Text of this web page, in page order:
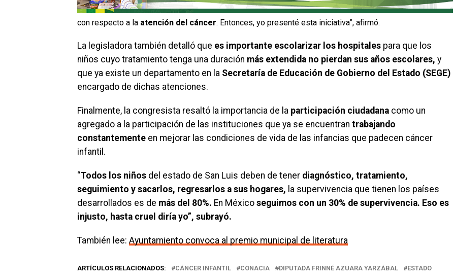
con respecto a la atención del cáncer. Entonces, yo presenté esta iniciativa”, afirmó.
La legisladora también detalló que es importante escolarizar los hospitales para que los
niños cuyo tratamiento tenga una duración más extendida no pierdan sus años escolares, y
que ya existe un departamento en la Secretaría de Educación de Gobierno del Estado (SEGE)
encargado de dichas atenciones.
Finalmente, la congresista resaltó la importancia de la participación ciudadana como un
agregado a la participación de las instituciones que ya se encuentran trabajando
constantemente en mejorar las condiciones de vida de las infancias que padecen cáncer
infantil.
“Todos los niños del estado de San Luis deben de tener diagnóstico, tratamiento,
seguimiento y sacarlos, regresarlos a sus hogares, la supervivencia que tienen los países
desarrollados es de más del 80%. En México seguimos con un 30% de supervivencia. Eso es
injusto, hasta cruel diría yo”, subrayó.
También lee: Ayuntamiento convoca al premio municipal de literatura
ARTÍCULOS RELACIONADOS: CÁNCER INFANTIL CONACIA DIPUTADA FRINNÉ AZUARA YARZÁBAL ESTADO